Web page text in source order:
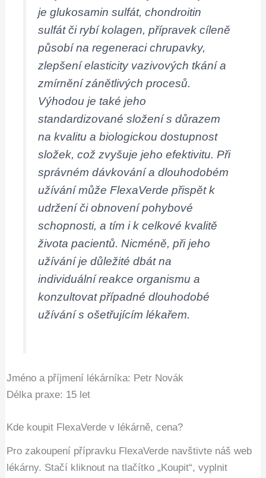
je glukosamin sulfát, chondroitin
sulfát či rybí kolagen, přípravek cíleně
působí na regeneraci chrupavky,
zlepšení elasticity vazivových tkání a
zmírnění zánětlivých procesů.
Výhodou je také jeho
standardizované složení s důrazem
na kvalitu a biologickou dostupnost
složek, což zvyšuje jeho efektivitu. Při
správném dávkování a dlouhodobém
užívání může FlexaVerde přispět k
udržení či obnovení pohybové
schopnosti, a tím i k celkové kvalitě
života pacientů. Nicméně, při jeho
užívání je důležité dbát na
individuální reakce organismu a
konzultovat případné dlouhodobé
užívání s ošetřujícím lékařem.
Jméno a příjmení lékárníka: Petr Novák
Délka praxe: 15 let
Kde koupit FlexaVerde v lékárně, cena?
Pro zakoupení přípravku FlexaVerde navštivte náš web
lékárny. Stačí kliknout na tlačítko „Koupit“, vyplnit